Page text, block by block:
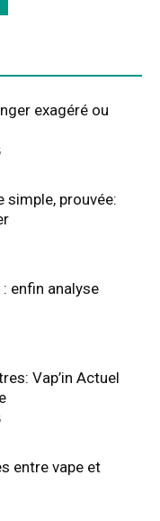
exagéré ou
simple, prouvée:
enfin analyse
Vap’in Actuel
entre vape et